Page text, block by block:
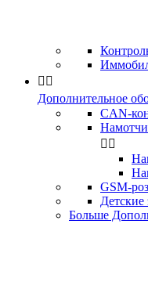
 
Дополнительное
CAN-
 
GSM-
Детские
Больше